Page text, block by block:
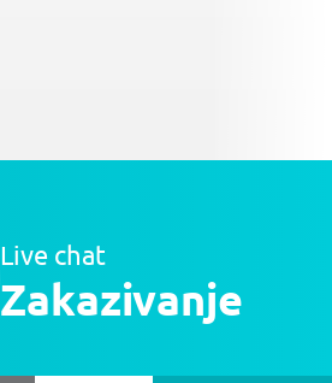
Live chat
Zakazivanje